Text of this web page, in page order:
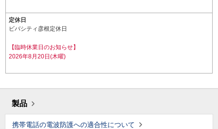
定休日
ビバシティ彦根定休日
【臨時休業日のお知らせ】
2026年8月20日(木曜)
製品
携帯電話の電波防護への適合性について